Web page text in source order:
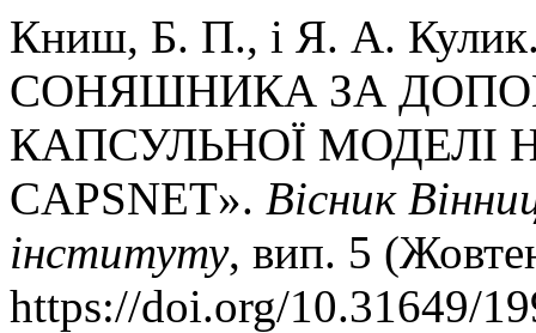
Книш, Б. П., і Я. А.
СОНЯШНИКА ЗА
КАПСУЛЬНОЇ МОДЕЛІ
CAPSNET». Вісник
інституту, вип. 5
https://doi.org/10.31649/